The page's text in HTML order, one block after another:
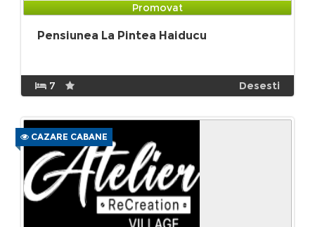
Promovat
Pensiunea La Pintea Haiducu
7 Desesti
CAZARE CABANE